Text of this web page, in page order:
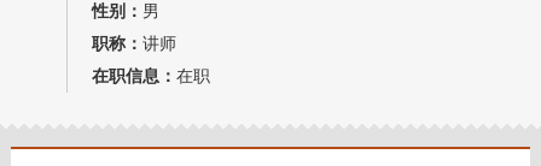
性别： 男
职称： 讲师
在职信息： 在职